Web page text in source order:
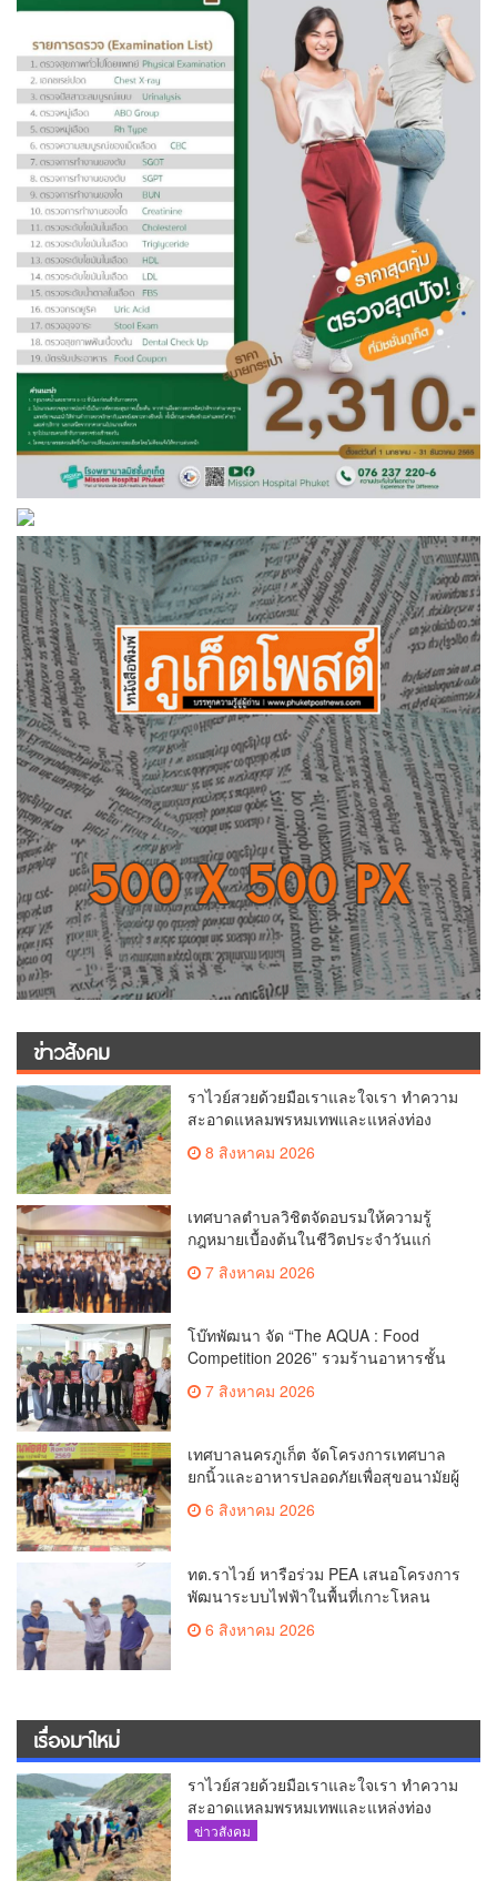
ข่าวสังคม
ราไวย์สวยด้วยมือเราและใจเรา ทำความ
สะอาดแหลมพรหมเทพและแหล่งท่อง
เที่ยว8 สิงหาคม 2026
เทศบาลตำบลวิชิตจัดอบรมให้ความรู้
กฎหมายเบื้องต้นในชีวิตประจำวันแก่
7 สิงหาคม 2026
โบ๊ทพัฒนา จัด “The AQUA : Food
Competition 2026” รวมร้านอาหารชั้น
นำของ The Shopps at The AQUA ชู
ศักยภาพ Food Destination ย่านเชิงทะเล
7 สิงหาคม 2026
เทศบาลนครภูเก็ต จัดโครงการเทศบาล
ยกนิ้วและอาหารปลอดภัยเพื่อสุขอนามัยผู้
บริโภค
6 สิงหาคม 2026
ทต.ราไวย์ หารือร่วม PEA เสนอโครงการ
พัฒนาระบบไฟฟ้าในพื้นที่เกาะโหลน
6 สิงหาคม 2026
เรื่องมาใหม่
ราไวย์สวยด้วยมือเราและใจเรา ทำความ
สะอาดแหลมพรหมเทพและแหล่งท่อง
เที่ยว
ข่าวสังคม